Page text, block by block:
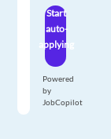
Start
auto-
applying
Powered
by
JobCopilot